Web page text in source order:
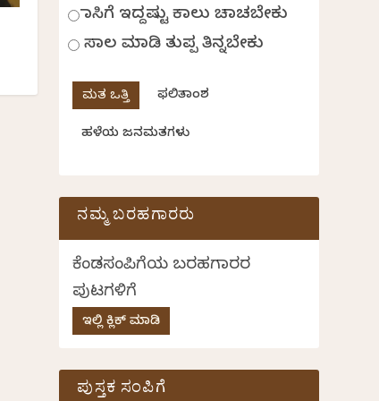
ಹಾಸಿಗೆ ಇದ್ದಷ್ಟು ಕಾಲು ಚಾಚಬೇಕು
ಸಾಲ ಮಾಡಿ ತುಪ್ಪ ತಿನ್ನಬೇಕು
ಫಲಿತಾಂಶ
ಹಳೆಯ ಜನಮತಗಳು
ನಮ್ಮ ಬರಹಗಾರರು
ಕೆಂಡಸಂಪಿಗೆಯ ಬರಹಗಾರರ
ಪುಟಗಳಿಗೆ
ಇಲ್ಲಿ ಕ್ಲಿಕ್ ಮಾಡಿ
ಪುಸ್ತಕ ಸಂಪಿಗೆ